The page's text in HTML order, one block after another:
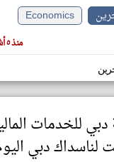
Economics
منذ ٥ أشهر
للخدمات
لناسداك دبي